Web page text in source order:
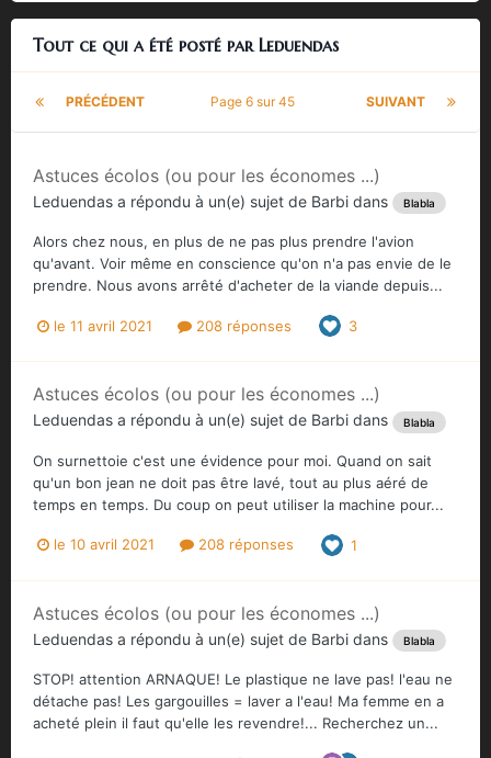
Tout ce qui a été posté par Leduendas
PRÉCÉDENT SUIVANT
Page 6 sur 45
Astuces écolos (ou pour les économes ...)
Leduendas a répondu à un(e) sujet de Barbi dans Blabla
Alors chez nous, en plus de ne pas plus prendre l'avion
qu'avant. Voir même en conscience qu'on n'a pas envie de le
prendre. Nous avons arrêté d'acheter de la viande depuis...
le 11 avril 2021 208 réponses 3
Astuces écolos (ou pour les économes ...)
Leduendas a répondu à un(e) sujet de Barbi dans Blabla
On surnettoie c'est une évidence pour moi. Quand on sait
qu'un bon jean ne doit pas être lavé, tout au plus aéré de
temps en temps. Du coup on peut utiliser la machine pour...
le 10 avril 2021 208 réponses 1
Astuces écolos (ou pour les économes ...)
Leduendas a répondu à un(e) sujet de Barbi dans Blabla
STOP! attention ARNAQUE! Le plastique ne lave pas! l'eau ne
détache pas! Les gargouilles = laver a l'eau! Ma femme en a
acheté plein il faut qu'elle les revendre!... Recherchez un...